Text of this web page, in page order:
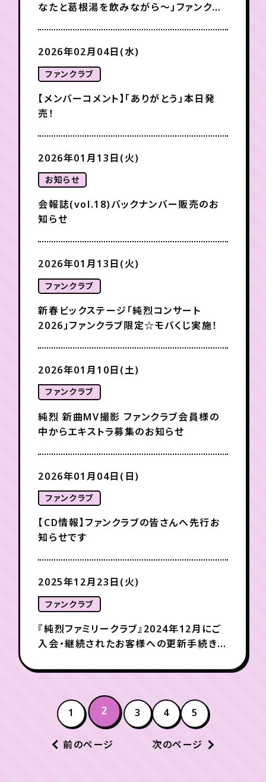
なたと葛根湯を飲みながら〜」ファンクラ
2026年02月04日(水)
ファンクラブ
【メンバーコメント】「ありがとう」本日発
売！
2026年01月13日(火)
お知らせ
会報誌(vol.18)バックナンバー販売のお
知らせ
2026年01月13日(火)
ファンクラブ
新春ビックステージ「純烈コンサート
2026」ファンクラブ限定☆モバくじ実施！
2026年01月10日(土)
ファンクラブ
純烈 新曲MV撮影 ファンクラブ会員様の
中からエキストラ募集のお知らせ
2026年01月04日(日)
ファンクラブ
【CD情報】ファンクラブの皆さんへ先行お
知らせです
2025年12月23日(火)
ファンクラブ
『純烈ファミリークラブ』2024年12月にご
入会・継続されたお客様への更新手続きに
前のページ
1 2 3 4 5
次のページ